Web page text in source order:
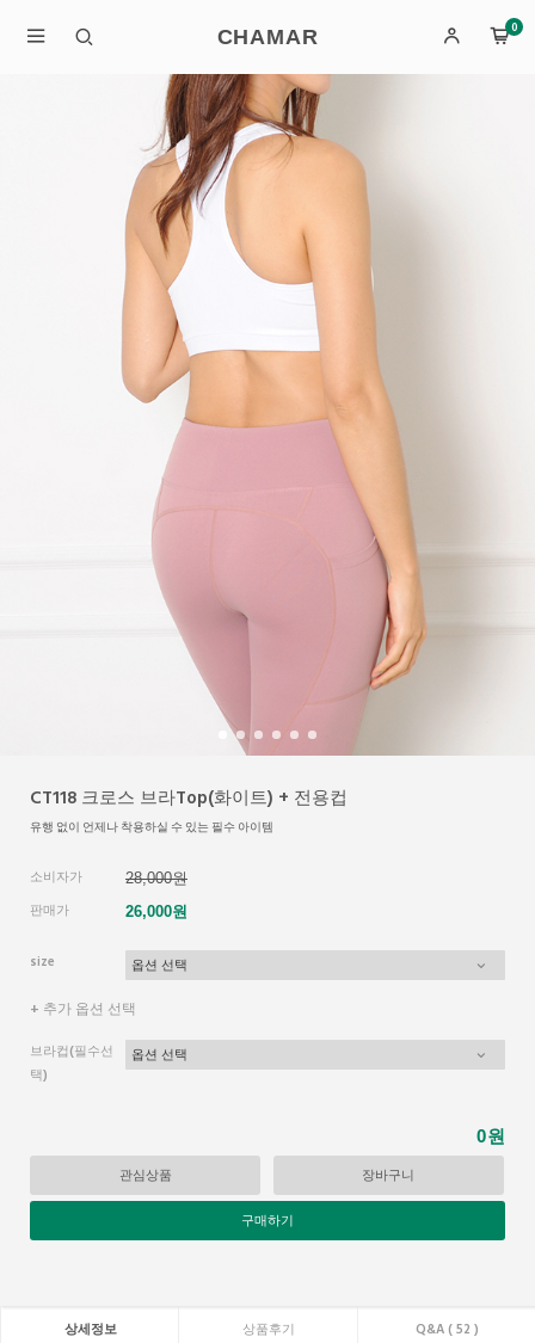
CHAMAR 0
CT118 크로스 브라Top(화이트) + 전용컵
유행 없이 언제나 착용하실 수 있는 필수 아이템
소비자가
28,000원
판매가
26,000원
size
+ 추가 옵션 선택
브라컵(필수선
택)
0원
관심상품 장바구니
구매하기
상세정보 상품후기 Q&A ( 52 )